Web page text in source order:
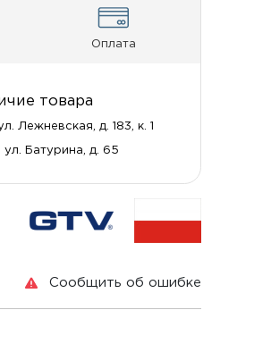
Оплата
товара
Лежневская, д. 183, к. 1
ул. Батурина, д. 65
Сообщить об ошибке